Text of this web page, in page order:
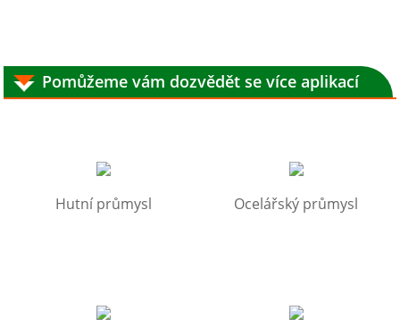
Pomůžeme vám dozvědět se více aplikací
Hutní průmysl Ocelářský průmysl